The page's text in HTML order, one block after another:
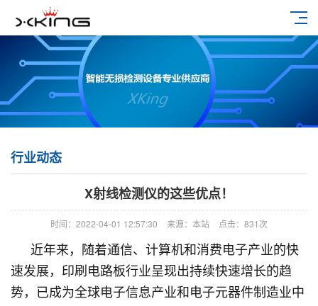
行业动态
X射线检测仪的这些优点！
时间：2022-04-01 12:57:30 来源：本站 点击：831次
近年来，随着通信、计算机和消费电子产业的快
速发展，印刷电路板行业呈现出持续快速增长的趋
势，已成为全球电子信息产业和电子元器件制造业中